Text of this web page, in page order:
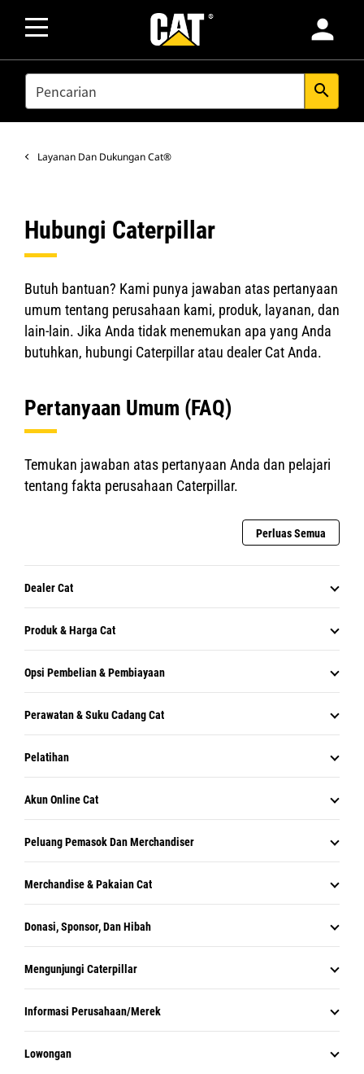
person
SEARCH search
Layanan Dan Dukungan Cat®
Hubungi Caterpillar
Butuh bantuan? Kami punya jawaban atas pertanyaan
umum tentang perusahaan kami, produk, layanan, dan
lain-lain. Jika Anda tidak menemukan apa yang Anda
butuhkan, hubungi Caterpillar atau dealer Cat Anda.
Pertanyaan Umum (FAQ)
Temukan jawaban atas pertanyaan Anda dan pelajari
tentang fakta perusahaan Caterpillar.
Perluas Semua
Dealer Cat
Produk & Harga Cat
Opsi Pembelian & Pembiayaan
Perawatan & Suku Cadang Cat
Pelatihan
Akun Online Cat
Peluang Pemasok Dan Merchandiser
Merchandise & Pakaian Cat
Donasi, Sponsor, Dan Hibah
Mengunjungi Caterpillar
Informasi Perusahaan/Merek
Lowongan